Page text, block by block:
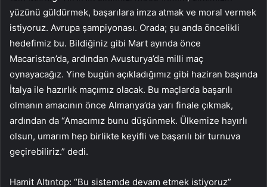
yüzünü güldürmek, başarılara imza atmak ve moral vermek
istiyoruz. Avrupa şampiyonası. Orada; şu anda öncelikli
hedefimiz bu. Bildiğiniz gibi Mart ayında önce
Macaristan’da, ardından Avusturya’da milli maç
oynayacağız. Yine bugün açıkladığımız gibi haziran başında
İtalya ile hazırlık maçımız olacak. Bu maçlarda başarılı
olmanın amacının önce Almanya’da yarı finale çıkmak,
ardından da “Amacımız bunu düşünmek. Ülkemize hayırlı
olsun, umarım hep birlikte keyifli ve başarılı bir turnuva
geçirebiliriz.” dedi.
Hamit Altıntop: “Bu sistemde devam etmek istiyoruz”